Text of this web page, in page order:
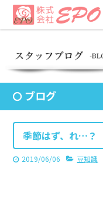
ブログ
季節はず、れ…？
2019/06/06 豆知識